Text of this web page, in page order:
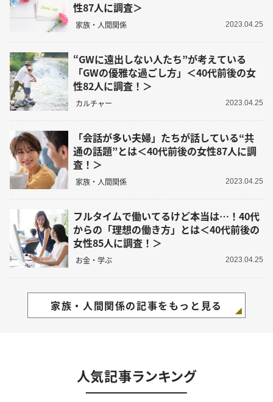
性87人に調査＞
家族・人間関係 2023.04.25
“GWに遠出しない人たち”が考えている
「GWの優雅な過ごし方」＜40代前後の女
性82人に調査！＞
カルチャー 2023.04.25
「会話が多い夫婦」たちが話している“共
通の話題”とは＜40代前後の女性87人に調
査！＞
家族・人間関係 2023.04.25
フルタイムで働いてるけど本当は…！40代
からの「理想の働き方」とは＜40代前後の
女性85人に調査！＞
お金・学ぶ 2023.04.25
家族・人間関係の記事をもっと見る
人気記事ランキング